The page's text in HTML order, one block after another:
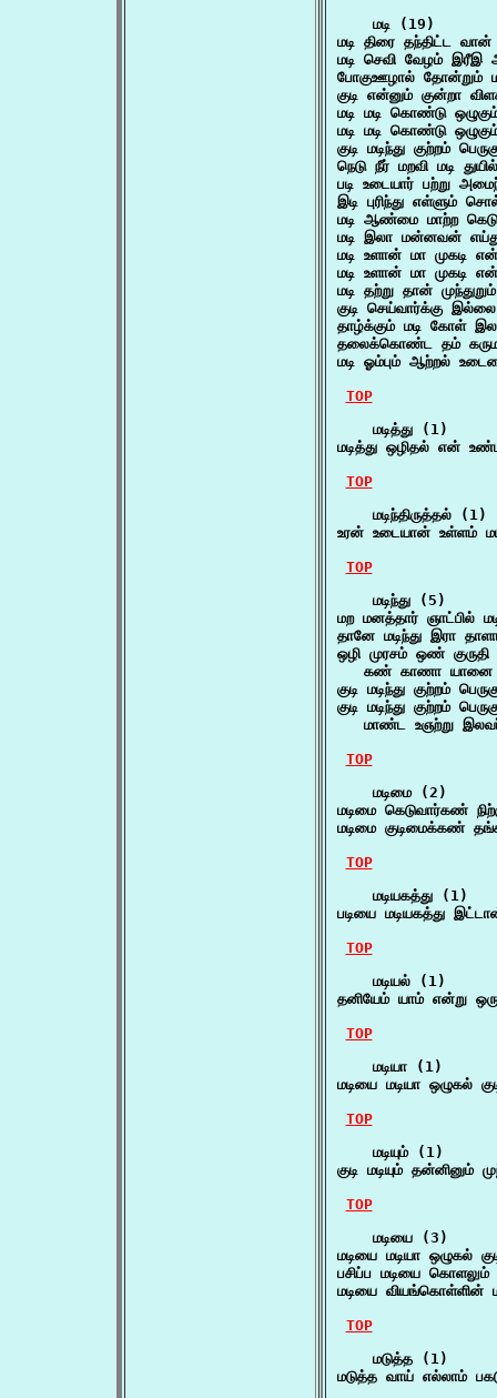
    மடி (19)
மடி திரை தந்திட்ட
மடி செவி வேழம்
போகுஊழால் தோன்றும்
குடி என்னும் குன்றா
மடி மடி கொண்டு
மடி மடி கொண்டு
குடி மடிந்து குற்றம்
நெடு நீர் மறவி மடி
படி உடையார் பற்று
இடி புரிந்து எள்ளும்
மடி ஆண்மை மாற்ற
மடி இலா மன்னவன்
மடி உளான் மா முகடி
மடி உளான் மா முகடி
மடி தற்று தான்
குடி செய்வார்க்கு
தாழ்க்கும் மடி கோள்
தலைக்கொண்ட தம்
மடி ஓம்பும் ஆற்றல்
TOP
    மடித்து (1)
மடித்து ஒழிதல் என்
TOP
    மடிந்திருத்தல் (1)
உரன் உடையான் உள்ளம்
TOP
    மடிந்து (5)
மற மனத்தார் ஞாட்பில்
தானே மடிந்து இரா
ஒழி முரசம் ஒண் குருதி
கண் காணா யானை
குடி மடிந்து குற்றம்
குடி மடிந்து குற்றம்
மாண்ட உஞற்று
TOP
    மடிமை (2)
மடிமை கெடுவார்கண்
மடிமை குடிமைக்கண்
TOP
    மடியகத்து (1)
படியை மடியகத்து
TOP
    மடியல் (1)
தனியேம் யாம் என்று
TOP
    மடியா (1)
மடியை மடியா ஒழுகல்
TOP
    மடியும் (1)
குடி மடியும் தன்னினும்
TOP
    மடியை (3)
மடியை மடியா ஒழுகல்
பசிப்ப மடியை கொளலும்
மடியை வியங்கொள்ளின்
TOP
    மடுத்த (1)
மடுத்த வாய் எல்லாம்